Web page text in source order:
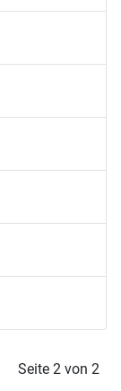
Seite 2 von 2